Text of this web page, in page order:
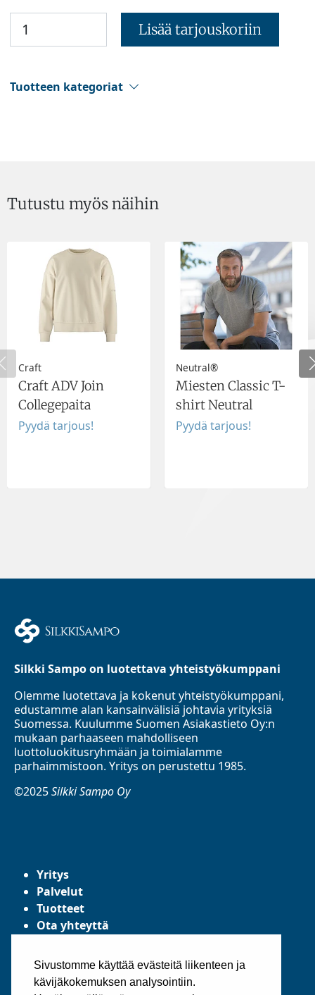
Sivustomme käyttää evästeitä liikenteen ja
kävijäkokemuksen analysointiin.
Lisää tarjouskoriin
Tuotteen kategoriat
Tutustu myös näihin
Craft
Craft ADV Join
Collegepaita
Pyydä tarjous!
Neutral®
Miesten Classic T-
shirt Neutral
Pyydä tarjous!
Silkki Sampo on luotettava yhteistyökumppani
Olemme luotettava ja kokenut yhteistyökumppani,
edustamme alan kansainvälisiä johtavia yrityksiä
Suomessa. Kuulumme Suomen Asiakastieto Oy:n
mukaan parhaaseen mahdolliseen
luottoluokitusryhmään ja toimialamme
parhaimmistoon. Yritys on perustettu 1985.
©2025Silkki Sampo Oy
Yritys
Palvelut
Tuotteet
Ota yhteyttä
Yleiset toimitusehdot